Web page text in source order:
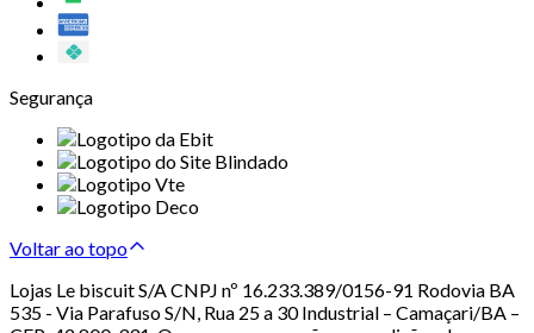
Segurança
Voltar ao topo
Lojas Le biscuit S/A CNPJ nº 16.233.389/0156-91 Rodovia BA
535 - Via Parafuso S/N, Rua 25 a 30 Industrial – Camaçari/BA –